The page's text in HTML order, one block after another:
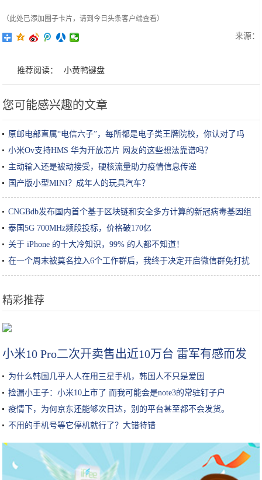
（此处已添加圈子卡片，请到今日头条客户端查看）
来源：
推荐阅读： 小黄鸭键盘
您可能感兴趣的文章
原邮电部直属“电信六子”，每所都是电子类王牌院校，你认对了吗
小米Ov支持HMS 华为开放芯片 网友的这些想法靠谱吗？
主动输入还是被动接受，硬核流量助力疫情信息传递
国产版小型MINI？成年人的玩具汽车？
CNGBdb发布国内首个基于区块链和安全多方计算的新冠病毒基因组
分析平台
泰国5G 700MHz频段投标，价格破170亿
关于 iPhone 的十大冷知识，99% 的人都不知道！
在一个周末被莫名拉入6个工作群后，我终于决定开启微信群免打扰
精彩推荐
小米10 Pro二次开卖售出近10万台 雷军有感而发
为什么韩国几乎人人在用三星手机，韩国人不只是爱国
捡漏小王子：小米10上市了 而我可能会是note3的常驻钉子户
疫情下，为何京东还能够次日达，别的平台甚至都不会发货。
不用的手机号等它停机就行了？大错特错